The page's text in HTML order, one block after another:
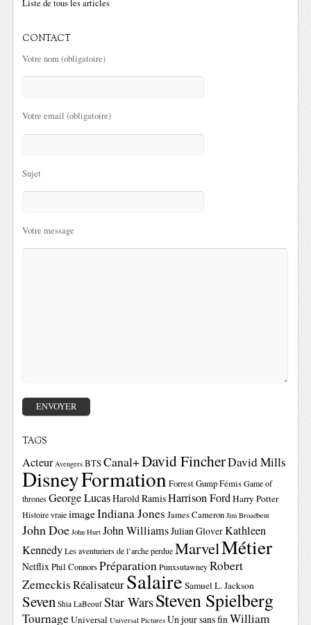
Liste de tous les articles
CONTACT
Votre nom (obligatoire)
Votre email (obligatoire)
Sujet
Votre message
TAGS
Acteur Avengers BTSCanal+David FincherDavid Mills
DisneyFormationForrest GumpFémis Game of
thrones George LucasHarold RamisHarrison FordHarry Potter
Histoire vraie imageIndiana Jones James Cameron Jim Broadbent
John Doe John Hurt John WilliamsJulian GloverKathleen
Kennedy Les aventuriers de l’arche perdue MarvelMétier
NetflixPhil ConnorsPréparation Punxsutawney Robert
ZemeckisRéalisateurSalaire Samuel L. Jackson
Seven Shia LaBeouf Star WarsSteven Spielberg
TournageUniversal Universal Pictures Un jour sans finWilliam